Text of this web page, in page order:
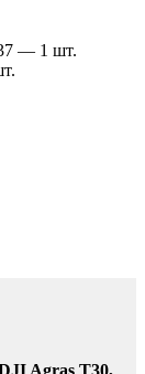
— 1 шт.
Agras T30,